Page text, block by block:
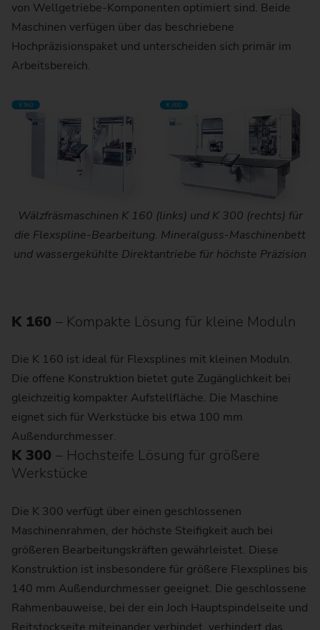
von Wellgetriebe-Komponenten optimiert sind. Beide
Maschinen verfügen über das beschriebene
Hochpräzisionspaket und unterscheiden sich primär im
Arbeitsbereich.
Wälzfräsmaschinen K 160 (links) und K 300 (rechts) für
die Flexspline-Bearbeitung. Mineralguss-Maschinenbett
und wassergekühlte Direktantriebe für höchste Präzision
K 160 – Kompakte Lösung für kleine Moduln
Die K 160 ist ideal für Flexsplines mit kleinen Moduln.
Die offene Konstruktion bietet gute Zugänglichkeit bei
gleichzeitig kompakter Aufstellfläche. Die Maschine
eignet sich für Werkstücke bis etwa 100 mm
Außendurchmesser.
K 300 – Hochsteife Lösung für größere
Werkstücke
Die K 300 verfügt über einen geschlossenen
Maschinenrahmen, der höchste Steifigkeit auch bei
größeren Bearbeitungskräften gewährleistet. Diese
Konstruktion ist insbesondere für größere Flexsplines bis
140 mm Außendurchmesser geeignet. Die geschlossene
Rahmenbauweise, bei der ein Joch Hauptspindelseite und